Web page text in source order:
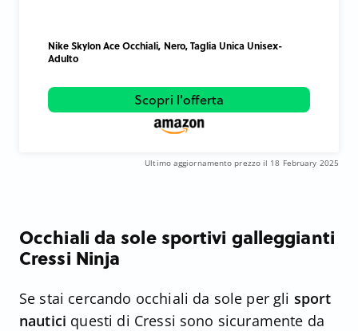
Nike Skylon Ace Occhiali, Nero, Taglia Unica Unisex-
Adulto
Scopri l'offerta
Ultimo aggiornamento prezzo il 18 February 2025
Occhiali da sole sportivi galleggianti
Cressi Ninja
Se stai cercando occhiali da sole per gli sport
nautici questi di Cressi sono sicuramente da